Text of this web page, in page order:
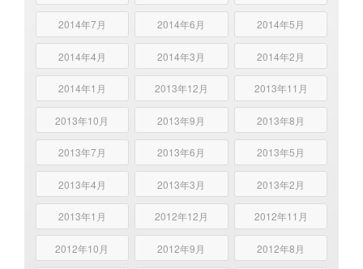
2014年7月 2014年6月 2014年5月
2014年4月 2014年3月 2014年2月
2014年1月 2013年12月 2013年11月
2013年10月 2013年9月 2013年8月
2013年7月 2013年6月 2013年5月
2013年4月 2013年3月 2013年2月
2013年1月 2012年12月 2012年11月
2012年10月 2012年9月 2012年8月